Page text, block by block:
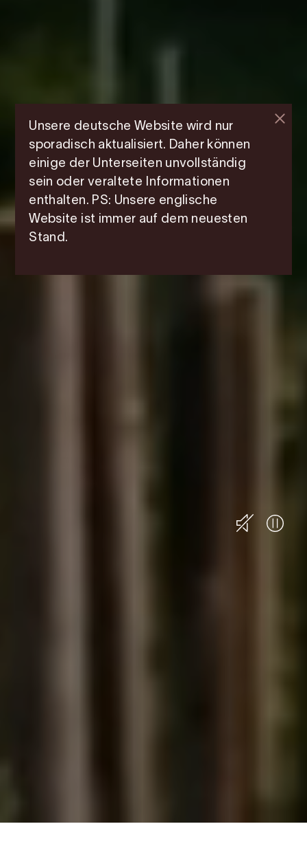
Unsere deutsche Website wird nur
sporadisch aktualisiert. Daher können
einige der Unterseiten unvollständig
sein oder veraltete Informationen
enthalten. PS: Unsere englische
Website ist immer auf dem neuesten
Stand.